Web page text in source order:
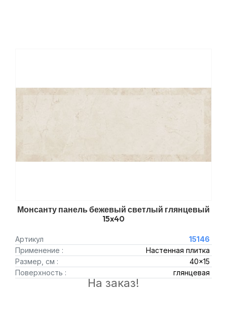
Монсанту панель бежевый светлый глянцевый
15x40
Артикул
15146
Применение :
Настенная плитка
Размер, см :
40x15
Поверхность :
глянцевая
На заказ!